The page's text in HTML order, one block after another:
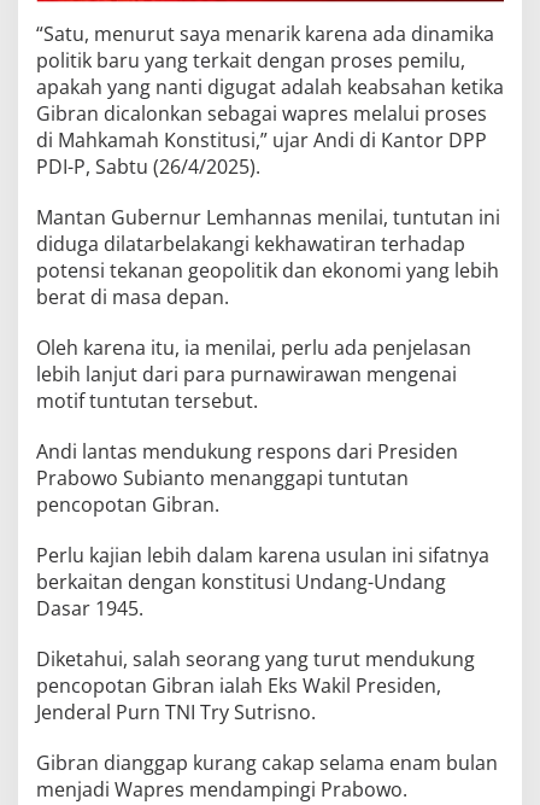
“Satu, menurut saya menarik karena ada dinamika
politik baru yang terkait dengan proses pemilu,
apakah yang nanti digugat adalah keabsahan ketika
Gibran dicalonkan sebagai wapres melalui proses
di Mahkamah Konstitusi,” ujar Andi di Kantor DPP
PDI-P, Sabtu (26/4/2025).
Mantan Gubernur Lemhannas menilai, tuntutan ini
diduga dilatarbelakangi kekhawatiran terhadap
potensi tekanan geopolitik dan ekonomi yang lebih
berat di masa depan.
Oleh karena itu, ia menilai, perlu ada penjelasan
lebih lanjut dari para purnawirawan mengenai
motif tuntutan tersebut.
Andi lantas mendukung respons dari Presiden
Prabowo Subianto menanggapi tuntutan
pencopotan Gibran.
Perlu kajian lebih dalam karena usulan ini sifatnya
berkaitan dengan konstitusi Undang-Undang
Dasar 1945.
Diketahui, salah seorang yang turut mendukung
pencopotan Gibran ialah Eks Wakil Presiden,
Jenderal Purn TNI Try Sutrisno.
Gibran dianggap kurang cakap selama enam bulan
menjadi Wapres mendampingi Prabowo.